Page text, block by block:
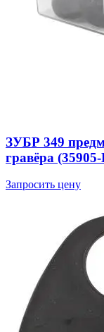
ЗУБР 349
гравёра
Запросить цену